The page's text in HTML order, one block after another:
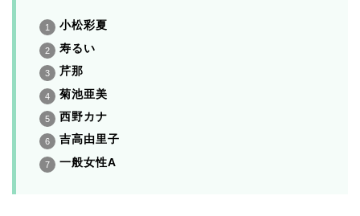
小松彩夏
寿るい
芹那
菊池亜美
西野カナ
吉高由里子
一般女性A